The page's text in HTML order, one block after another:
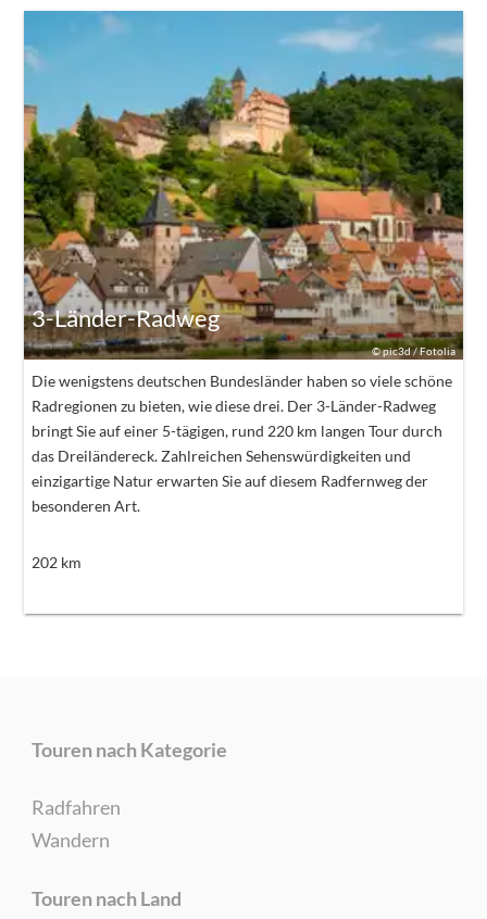
©pic3d / Fotolia
3-Länder-Radweg
Die wenigstens deutschen Bundesländer haben so viele schöne
Radregionen zu bieten, wie diese drei. Der 3-Länder-Radweg
bringt Sie auf einer 5-tägigen, rund 220 km langen Tour durch
das Dreiländereck. Zahlreichen Sehenswürdigkeiten und
einzigartige Natur erwarten Sie auf diesem Radfernweg der
besonderen Art.
202km
Touren nach Kategorie
Radfahren
Wandern
Touren nach Land